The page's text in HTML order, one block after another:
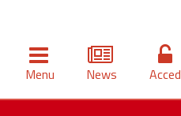
Menu News